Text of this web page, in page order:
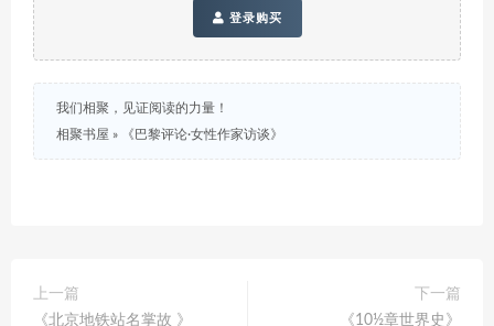
登录购买
我们相聚，见证阅读的力量！
相聚书屋 » 《巴黎评论·女性作家访谈》
上一篇
《北京地铁站名掌故 》
下一篇
《10½章世界史》